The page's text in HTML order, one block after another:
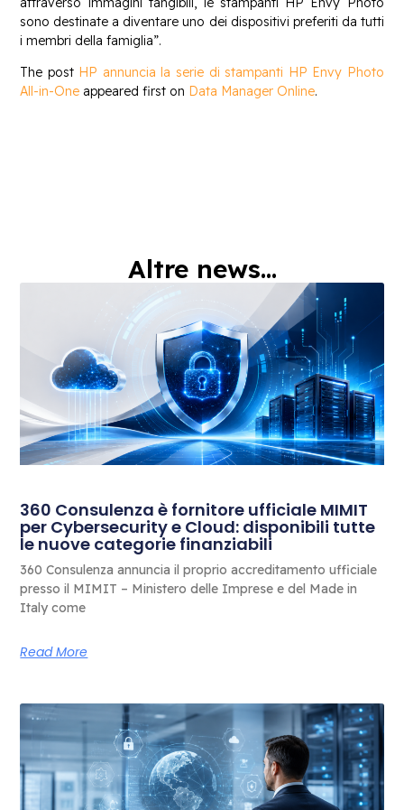
sono destinate a diventare uno dei dispositivi preferiti da tutti
i membri della famiglia”.
The post HP annuncia la serie di stampanti HP Envy Photo
All-in-One appeared first on Data Manager Online.
Altre news...
360 Consulenza è fornitore ufficiale MIMIT
per Cybersecurity e Cloud: disponibili tutte
le nuove categorie finanziabili
360 Consulenza annuncia il proprio accreditamento ufficiale
presso il MIMIT – Ministero delle Imprese e del Made in
Italy come
Read More